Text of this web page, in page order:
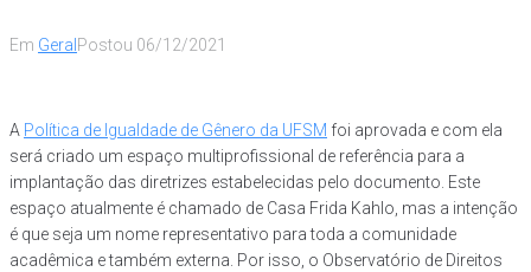
Em Geral Postou 06/12/2021
A Política de Igualdade de Gênero da UFSM foi aprovada e com ela
será criado um espaço multiprofissional de referência para a
implantação das diretrizes estabelecidas pelo documento. Este
espaço atualmente é chamado de Casa Frida Kahlo, mas a intenção
é que seja um nome representativo para toda a comunidade
acadêmica e também externa. Por isso, o Observatório de Direitos